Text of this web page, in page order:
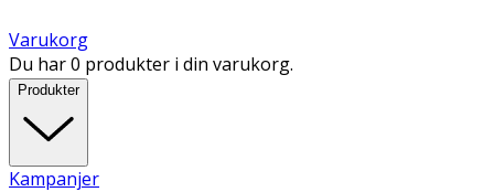
Varukorg
Du har 0 produkter i din varukorg.
Produkter
Kampanjer